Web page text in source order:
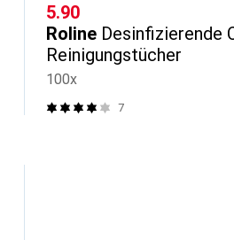
CHF
5.90
Roline Desinfizierende
Reinigungstücher
100x
7